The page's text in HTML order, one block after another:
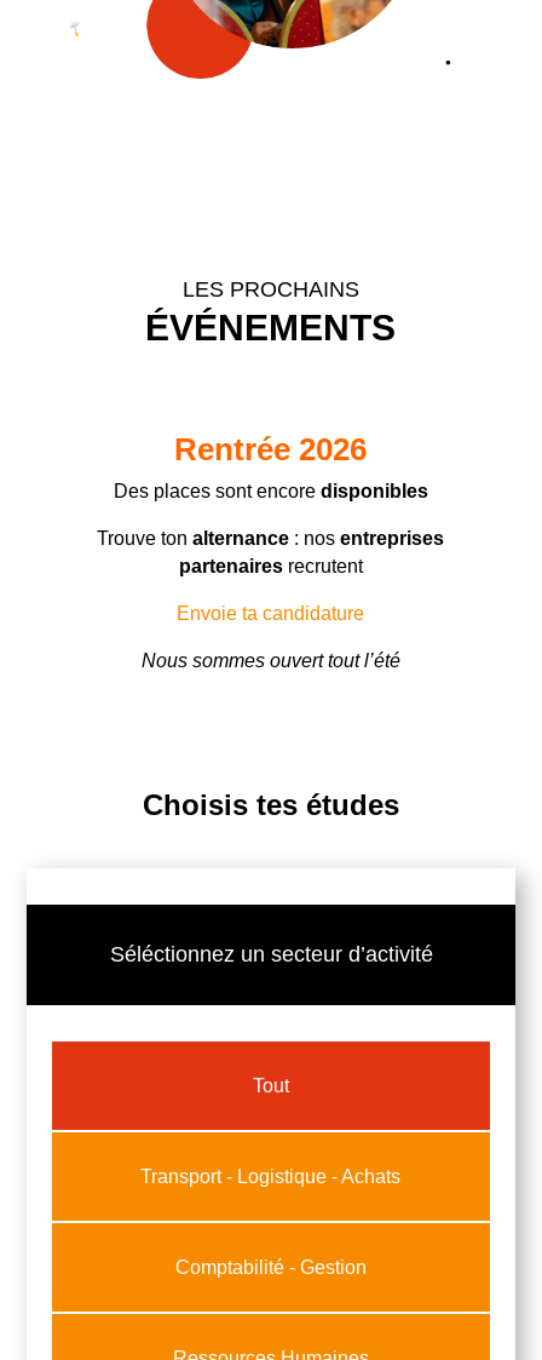
LES PROCHAINS
ÉVÉNEMENTS
Rentrée 2026
Des places sont encoredisponibles
Trouve tonalternance : nosentreprises
partenairesrecrutent
Envoie ta candidature
Nous sommes ouvert tout l’été
Choisis tes études
Séléctionnez un secteur d’activité
Tout
Transport - Logistique - Achats
Comptabilité - Gestion